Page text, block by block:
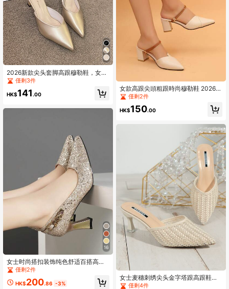
2026新款尖头套脚高跟穆勒鞋，女士
慵懒凉鞋，春季款
僅剩3件
HK$141 .00
16
女士时尚搭扣装饰纯色舒适百搭高跟
鞋，适合所有季节，母亲节礼物
僅剩2件
HK$200.86 -3%
女款高跟尖頭粗跟時尚穆勒鞋 2026
春夏新款 2-Way 穿法 百搭米色高跟
僅剩2件
HK$150.00
女士麦穗刺绣尖头金字塔跟高跟鞋，
魅力派对面料穆勒鞋，优雅小猫跟鞋
僅剩4件